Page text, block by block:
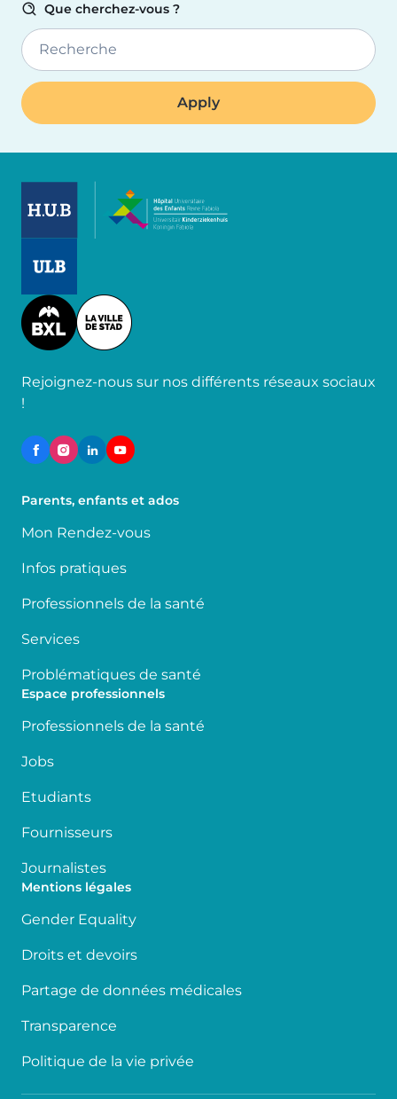
Que cherchez-vous ?
Recherche
Image
Rejoignez-nous sur nos différents réseaux sociaux
!
Parents, enfants et ados
Mon Rendez-vous
Infos pratiques
Professionnels de la santé
Services
Problématiques de santé
Espace professionnels
Professionnels de la santé
Jobs
Etudiants
Fournisseurs
Journalistes
Mentions légales
Gender Equality
Droits et devoirs
Partage de données médicales
Transparence
Politique de la vie privée